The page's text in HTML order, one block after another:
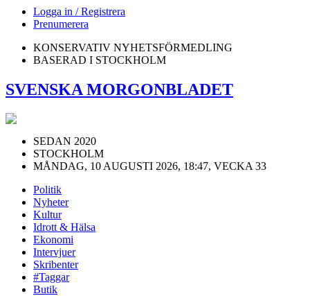
Logga in / Registrera
Prenumerera
KONSERVATIV NYHETSFÖRMEDLING
BASERAD I STOCKHOLM
SVENSKA MORGONBLADET
SEDAN 2020
STOCKHOLM
MÅNDAG, 10 AUGUSTI 2026, 18:47, VECKA 33
Politik
Nyheter
Kultur
Idrott & Hälsa
Ekonomi
Intervjuer
Skribenter
#Taggar
Butik